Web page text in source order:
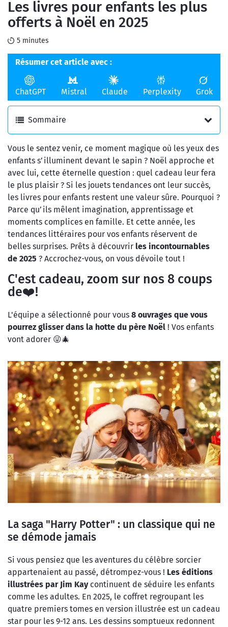
en ligne
de l'argent
Les livres pour enfants les plus
offerts à Noël en 2025
5 minutes
Résumer cet article avec :
ChatGPT Mistral Claude Perplexity Grok
Sommaire
Vous le sentez venir, ce moment magique où les yeux des
enfants s’illuminent devant le sapin ? Noël approche et
avec lui, cette éternelle question : quel cadeau leur fera
le plus plaisir ? Si les jouets tendances ont leur succès,
les livres pour enfants restent une valeur sûre. Pourquoi ?
Parce qu’ils mêlent imagination, apprentissage et
moments complices en famille. Et cette année, les
tendances littéraires pour vos enfants réservent de
belles surprises. Prêts à découvrir les incontournables
de 2025 ? Accrochez-vous, on vous dévoile tout !
C'est cadeau, zoom sur nos 8 coups
de❤️!
L'équipe a sélectionné pour vous 8 ouvrages que vous
pourrez glisser dans la hotte du père Noël ! Vos enfants
vont adorer 😜🎄
La saga "Harry Potter" : un classique qui ne
se démode jamais
Si vous pensiez que les aventures du célèbre sorcier
appartenaient au passé, détrompez-vous ! Les éditions
illustrées par Jim Kaycontinuent de séduire les enfants
comme les adultes. En 2025, le coffret regroupant les
quatre premiers tomes en version illustrée est un cadeau
star pour les 9-12 ans. Les dessins somptueux redonnent